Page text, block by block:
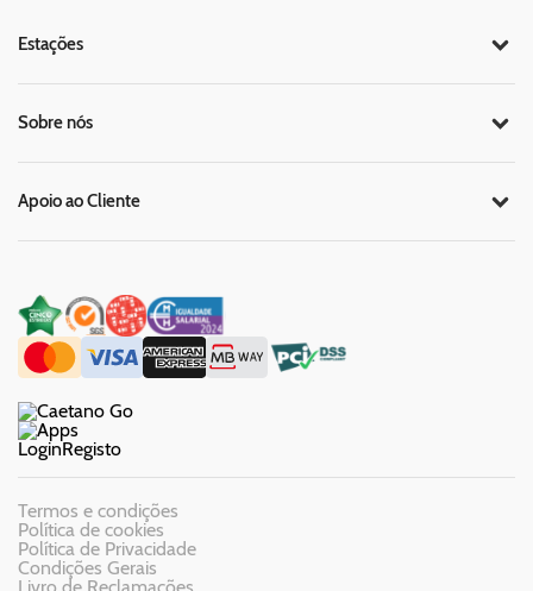
Estações
Sobre nós
Apoio ao Cliente
LoginRegisto
Termos e condições
Política de cookies
Política de Privacidade
Condições Gerais